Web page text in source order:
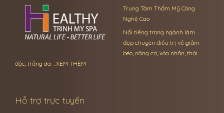
Trung Tâm Thẩm Mỹ Công
Nghệ Cao
Nổi tiếng trong ngành làm
đẹp chuyên điều trị về giảm
béo, nâng cơ, xóa nhăn, thải
độc, trắng da …XEM THÊM
Hỗ trợ trực tuyến